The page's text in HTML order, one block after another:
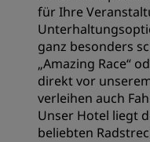
für Ihre
ganz besonders
„Amazing Race“
direkt vor
verleihen auch
Unser Hotel liegt
beliebten